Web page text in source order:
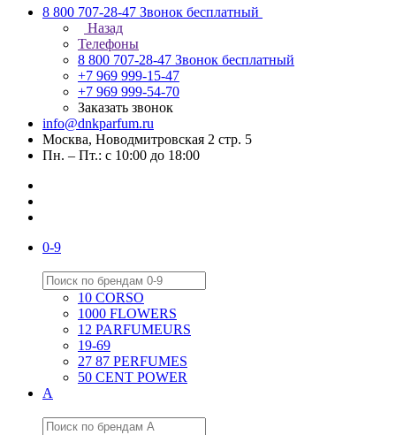
8 800 707-28-47 Звонок бесплатный
Назад
Телефоны
8 800 707-28-47 Звонок бесплатный
+7 969 999-15-47
+7 969 999-54-70
Заказать звонок
info@dnkparfum.ru
Москва, Новодмитровская 2 стр. 5
Пн. – Пт.: с 10:00 до 18:00
0-9
10 CORSO
1000 FLOWERS
12 PARFUMEURS
19-69
27 87 PERFUMES
50 CENT POWER
A